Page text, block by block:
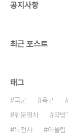
공지사항
최근 포스트
태그
국군 육군
위문열차
국
특전사
어울림